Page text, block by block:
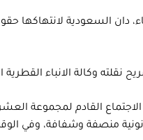
دان السعودية
نقلته وكالة الانباء
القادم لمجموعة
قانونية منصفة وشفافة،